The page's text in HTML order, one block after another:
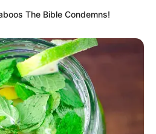
The Bible Condemns!